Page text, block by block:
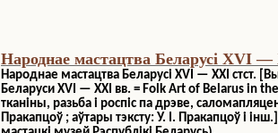
Народнае мастацтва Беларусі XVI —
Народнае мастацтва Беларусі XVI — XXI стст.
Беларуси XVI — XXI вв. = Folk Art of Belarus in
тканіны, разьба і роспіс па дрэве,
Пракапцоў ; аўтары тэксту: У. І. Пракапцоў і